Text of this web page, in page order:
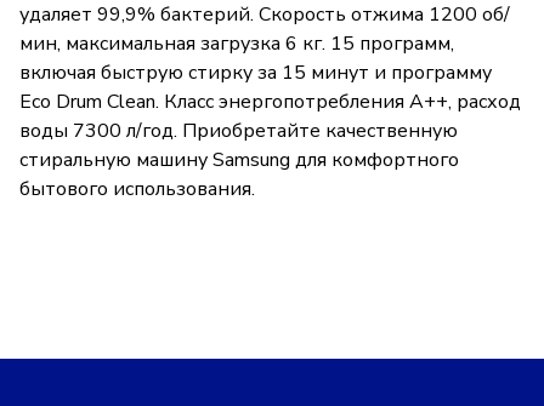
удаляет 99,9% бактерий. Скорость отжима 1200 об/
мин, максимальная загрузка 6 кг. 15 программ,
включая быструю стирку за 15 минут и программу
Eco Drum Clean. Класс энергопотребления A++, расход
воды 7300 л/год. Приобретайте качественную
стиральную машину Samsung для комфортного
бытового использования.